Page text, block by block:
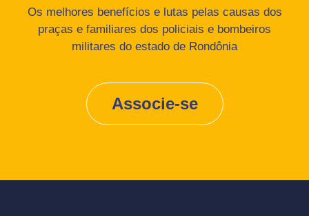
Os melhores benefícios e lutas pelas causas dos
praças e familiares dos policiais e bombeiros
militares do estado de Rondônia
Associe-se